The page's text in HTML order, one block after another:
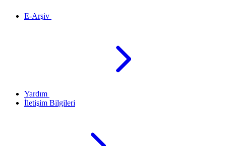
E-Arşiv
Yardım
İletişim Bilgileri